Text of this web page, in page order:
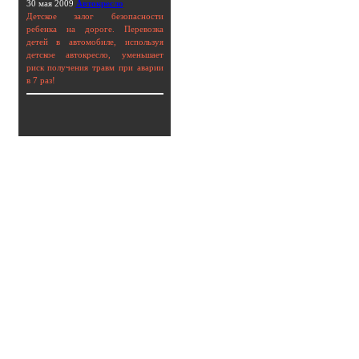
30 мая 2009 Автокресло
Детское залог безопасности
ребенка на дороге. Перевозка
детей в автомобиле, используя
детское автокресло, уменьшает
риск получения травм при аварии
в 7 раз!